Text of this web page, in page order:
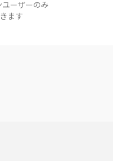
ーザーのみ
ます